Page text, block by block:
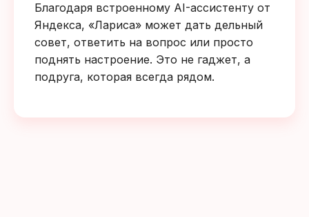
Благодаря встроенному AI-ассистенту от
Яндекса, «Лариса» может дать дельный
совет, ответить на вопрос или просто
поднять настроение. Это не гаджет, а
подруга, которая всегда рядом.